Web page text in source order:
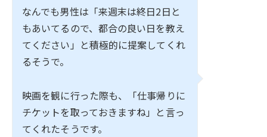
なんでも男性は「来週末は終日2日と
もあいてるので、都合の良い日を教え
てください」と積極的に提案してくれ
るそうで。
映画を観に行った際も、「仕事帰りに
チケットを取っておきますね」と言っ
てくれたそうです。